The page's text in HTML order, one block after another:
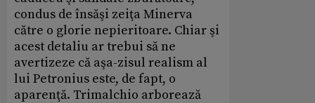
condus de însăşi zeiţa Minerva
către o glorie nepieritoare. Chiar şi
acest detaliu ar trebui să ne
avertizeze că aşa-zisul realism al
lui Petronius este, de fapt, o
aparenţă. Trimalchio arborează